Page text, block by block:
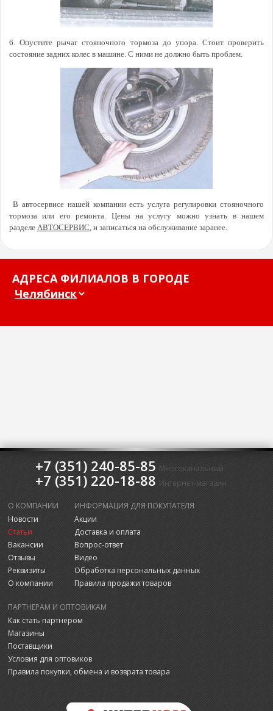
6. Опустите рычаг стояночного тормоза до упора. Стоит проверить
состояние задних колес в машине. С ними не должно быть проблем.
В автосервисе нашей компании есть услуга регулировки стояночного
тормоза или его ремонта. Цены на услугу можно узнать в нашем
разделе АВТОСЕРВИС, и записаться на обслуживание заранее.
АДРЕСА ФИЛИАЛОВ В ГОРОДЕ
+7 (351) 240-85-85 Многоканальный
+7 (351) 220-18-88 Интернет-магазин
О КОМПАНИИ
Новости
Статьи
Вакансии
Отзывы
Реквизиты
О компании
ИНФОРМАЦИЯ ДЛЯ ПОКУПАТЕЛЯ
Акции
Доставка и оплата
Вопрос-ответ
Видео
Обработка персональных данных
Правила продажи товаров
ПАРТНЕРАМ И ОПТОВИКАМ
Как стать партнером
Магазины
Поставщики
Условия для оптовиков
Правила покупки, обмена и возврата товара